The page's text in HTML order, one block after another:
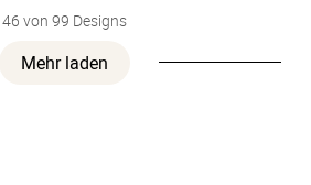
46 von 99 Designs
Mehr laden